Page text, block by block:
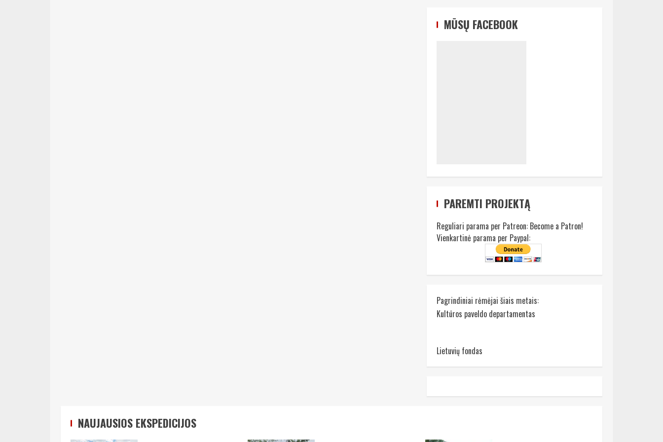
MŪSŲ FACEBOOK
PAREMTI PROJEKTĄ
Reguliari parama per Patreon: Become a Patron!
Vienkartinė parama per Paypal:
Pagrindiniai rėmėjai šiais metais:
Kultūros paveldo departamentas
Lietuvių fondas
NAUJAUSIOS EKSPEDICIJOS